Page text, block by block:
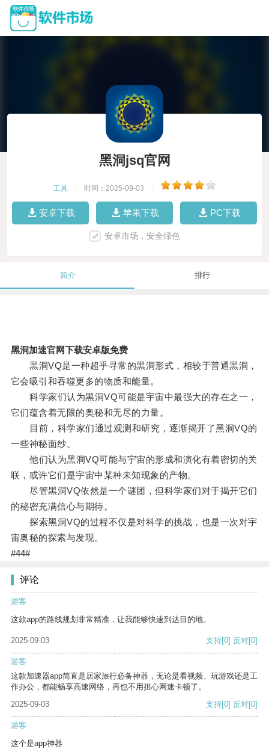
黑洞jsq官网
工具 时间：2025-09-03
安卓下载 苹果下载 PC下载
安卓市场，安全绿色
简介 排行
黑洞加速官网下载安卓版免费
黑洞VQ是一种超乎寻常的黑洞形式，相较于普通黑洞，
它会吸引和吞噬更多的物质和能量。
科学家们认为黑洞VQ可能是宇宙中最强大的存在之一，
它们蕴含着无限的奥秘和无尽的力量。
目前，科学家们通过观测和研究，逐渐揭开了黑洞VQ的
一些神秘面纱。
他们认为黑洞VQ可能与宇宙的形成和演化有着密切的关
联，或许它们是宇宙中某种未知现象的产物。
尽管黑洞VQ依然是一个谜团，但科学家们对于揭开它们
的秘密充满信心与期待。
探索黑洞VQ的过程不仅是对科学的挑战，也是一次对宇
宙奥秘的探索与发现。
#44#
评论
游客
这款app的路线规划非常精准，让我能够快速到达目的地。
2025-09-03 支持[0] 反对[0]
游客
这款加速器app简直是居家旅行必备神器，无论是看视频、玩游戏还是工
作办公，都能畅享高速网络，再也不用担心网速卡顿了。
2025-09-03
支持[0] 反对[0]
游客
这个是app神器